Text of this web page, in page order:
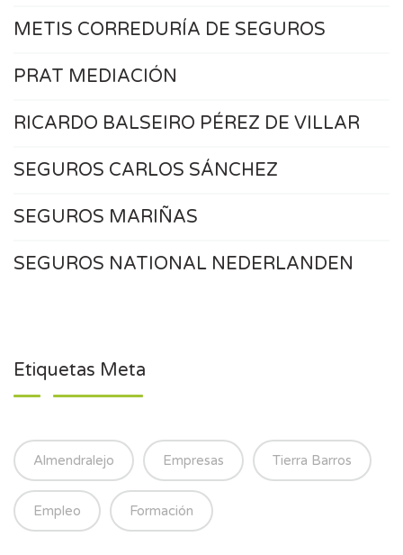
METIS CORREDURÍA DE SEGUROS
PRAT MEDIACIÓN
RICARDO BALSEIRO PÉREZ DE VILLAR
SEGUROS CARLOS SÁNCHEZ
SEGUROS MARIÑAS
SEGUROS NATIONAL NEDERLANDEN
Etiquetas Meta
Almendralejo Empresas Tierra Barros
Empleo Formación